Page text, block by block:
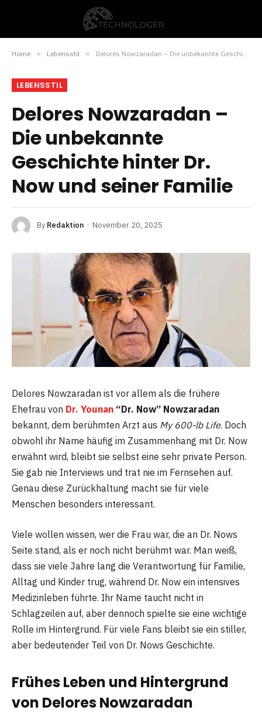
Home » Lebensstil » Delores Nowzaradan – Die unbekannte Geschichte hinter Dr. Now und seiner Familie
LEBENSSTIL
Delores Nowzaradan –
Die unbekannte
Geschichte hinter Dr.
Now und seiner Familie
By Redaktion November 20, 2025
Delores Nowzaradan ist vor allem als die frühere
Ehefrau von Dr. Younan “Dr. Now” Nowzaradan
bekannt, dem berühmten Arzt aus My 600-lb Life. Doch
obwohl ihr Name häufig im Zusammenhang mit Dr. Now
erwähnt wird, bleibt sie selbst eine sehr private Person.
Sie gab nie Interviews und trat nie im Fernsehen auf.
Genau diese Zurückhaltung macht sie für viele
Menschen besonders interessant.
Viele wollen wissen, wer die Frau war, die an Dr. Nows
Seite stand, als er noch nicht berühmt war. Man weiß,
dass sie viele Jahre lang die Verantwortung für Familie,
Alltag und Kinder trug, während Dr. Now ein intensives
Medizinleben führte. Ihr Name taucht nicht in
Schlagzeilen auf, aber dennoch spielte sie eine wichtige
Rolle im Hintergrund. Für viele Fans bleibt sie ein stiller,
aber bedeutender Teil von Dr. Nows Geschichte.
Frühes Leben und Hintergrund
von Delores Nowzaradan